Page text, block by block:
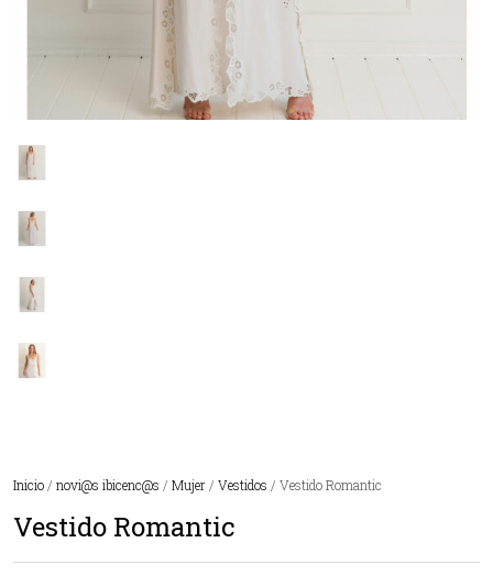
Inicio/ novi@s ibicenc@s / Mujer/ Vestidos / Vestido Romantic
Vestido Romantic